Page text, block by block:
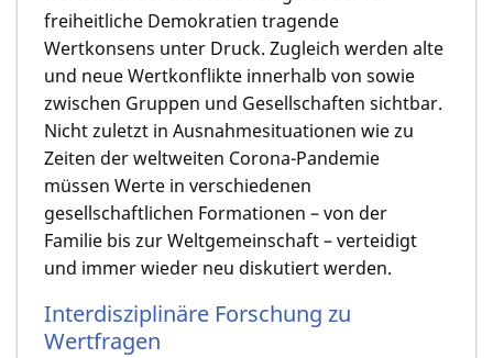
freiheitliche Demokratien tragende
Wertkonsens unter Druck. Zugleich werden alte
und neue Wertkonflikte innerhalb von sowie
zwischen Gruppen und Gesellschaften sichtbar.
Nicht zuletzt in Ausnahmesituationen wie zu
Zeiten der weltweiten Corona-Pandemie
müssen Werte in verschiedenen
gesellschaftlichen Formationen – von der
Familie bis zur Weltgemeinschaft – verteidigt
und immer wieder neu diskutiert werden.
Interdisziplinäre Forschung zu
Wertfragen